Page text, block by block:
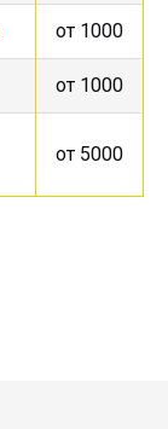
от 1000
от 1000
от 5000